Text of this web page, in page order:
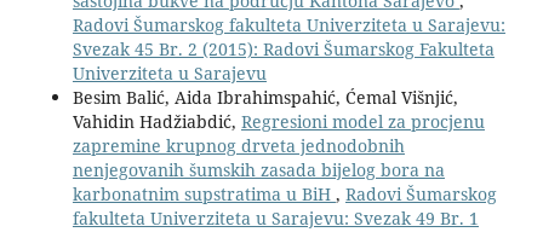
Radovi Šumarskog fakulteta Univerziteta u Sarajevu:
Svezak 45 Br. 2 (2015): Radovi Šumarskog Fakulteta
Univerziteta u Sarajevu
Besim Balić, Aida Ibrahimspahić, Ćemal Višnjić,
Vahidin Hadžiabdić, Regresioni model za procjenu
zapremine krupnog drveta jednodobnih
nenjegovanih šumskih zasada bijelog bora na
karbonatnim supstratima u BiH , Radovi Šumarskog
fakulteta Univerziteta u Sarajevu: Svezak 49 Br. 1